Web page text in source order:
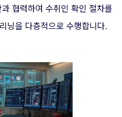
협력하여 수취인 확인 절차를
닝을 다층적으로 수행합니다.